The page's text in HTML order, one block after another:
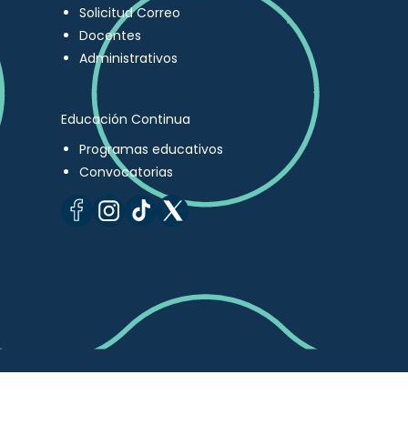
Solicitud Correo
Docentes
Administrativos
Educación Continua
Programas educativos
Convocatorias